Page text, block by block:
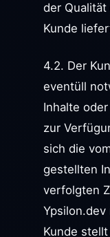
der
Kunde
4.2. Der
eventüll
Inhalte
zur
sich die
gestellten
verfolgten
Kunde